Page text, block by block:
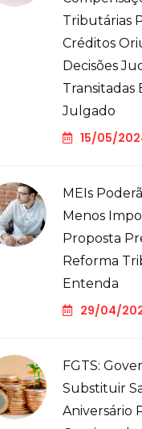
Tributárias
Créditos
Decisões
Transitadas
Julgado
15/05/
MEIs
Menos
Proposta
Reforma
Entenda
29/04/
FGTS:
Substituir
Aniversário